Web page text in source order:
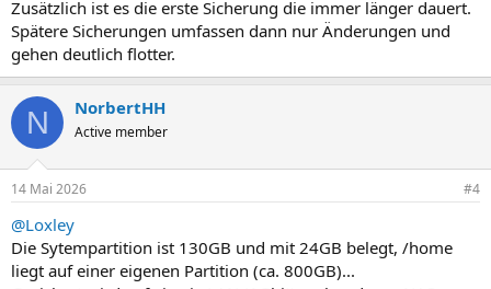
Zusätzlich ist es die erste Sicherung die immer länger dauert.
Spätere Sicherungen umfassen dann nur Änderungen und
gehen deutlich flotter.
N NorbertHH
Active member
14 Mai 2026 #4
@Loxley
Die Sytempartition ist 130GB und mit 24GB belegt, /home
liegt auf einer eigenen Partition (ca. 800GB)...